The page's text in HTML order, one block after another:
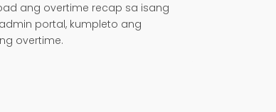
ang overtime recap sa isang
portal, kumpleto ang
overtime.